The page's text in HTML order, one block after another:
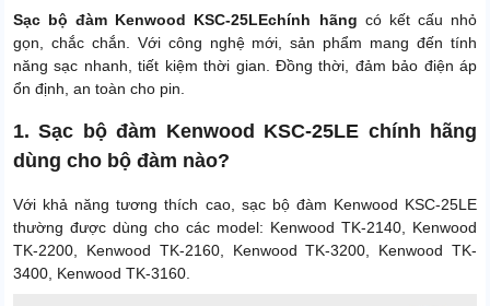
Sạc bộ đàm Kenwood KSC-25LEchính hãng có kết cấu nhỏ
gọn, chắc chắn. Với công nghệ mới, sản phẩm mang đến tính
năng sạc nhanh, tiết kiệm thời gian. Đồng thời, đảm bảo điện áp
ổn định, an toàn cho pin.
1. Sạc bộ đàm Kenwood KSC-25LE chính hãng
dùng cho bộ đàm nào?
Với khả năng tương thích cao, sạc bộ đàm Kenwood KSC-25LE
thường được dùng cho các model: Kenwood TK-2140, Kenwood
TK-2200, Kenwood TK-2160, Kenwood TK-3200, Kenwood TK-
3400, Kenwood TK-3160.